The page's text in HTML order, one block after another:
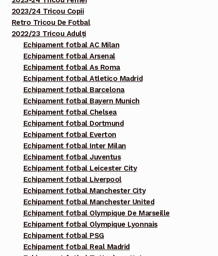
2023/24 Tricou Copii
Retro Tricou De Fotbal
2022/23 Tricou Adulți
Echipament fotbal AC Milan
Echipament fotbal Arsenal
Echipament fotbal As Roma
Echipament fotbal Atletico Madrid
Echipament fotbal Barcelona
Echipament fotbal Bayern Munich
Echipament fotbal Chelsea
Echipament fotbal Dortmund
Echipament fotbal Everton
Echipament fotbal Inter Milan
Echipament fotbal Juventus
Echipament fotbal Leicester City
Echipament fotbal Liverpool
Echipament fotbal Manchester City
Echipament fotbal Manchester United
Echipament fotbal Olympique De Marseille
Echipament fotbal Olympique Lyonnais
Echipament fotbal PSG
Echipament fotbal Real Madrid